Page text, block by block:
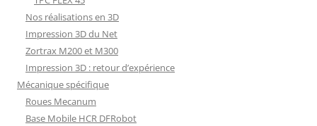
Nos réalisations en 3D
Impression 3D du Net
Zortrax M200 et M300
Impression 3D : retour d’expérience
Mécanique spécifique
Roues Mecanum
Base Mobile HCR DFRobot